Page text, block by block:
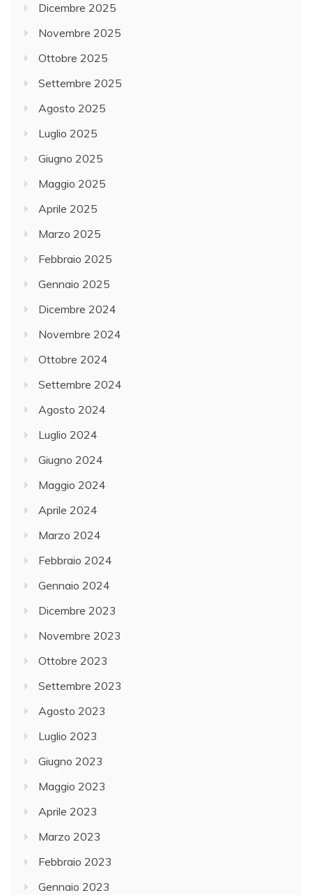
Dicembre 2025
Novembre 2025
Ottobre 2025
Settembre 2025
Agosto 2025
Luglio 2025
Giugno 2025
Maggio 2025
Aprile 2025
Marzo 2025
Febbraio 2025
Gennaio 2025
Dicembre 2024
Novembre 2024
Ottobre 2024
Settembre 2024
Agosto 2024
Luglio 2024
Giugno 2024
Maggio 2024
Aprile 2024
Marzo 2024
Febbraio 2024
Gennaio 2024
Dicembre 2023
Novembre 2023
Ottobre 2023
Settembre 2023
Agosto 2023
Luglio 2023
Giugno 2023
Maggio 2023
Aprile 2023
Marzo 2023
Febbraio 2023
Gennaio 2023